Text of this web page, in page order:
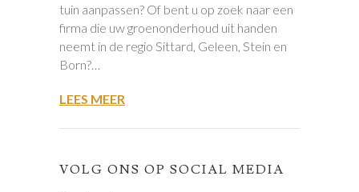
tuin aanpassen? Of bent u op zoek naar een
firma die uw groenonderhoud uit handen
neemt in de regio Sittard, Geleen, Stein en
Born?…
LEES MEER
VOLG ONS OP SOCIAL MEDIA